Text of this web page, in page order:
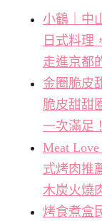
小鶴｜中
日式料理
走進京都
金圈脆皮
脆皮甜甜
一次滿足！
Meat
式烤肉推
木炭火燒
烤食煮盒